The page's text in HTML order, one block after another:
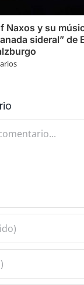
Naxos y su
sideral” de